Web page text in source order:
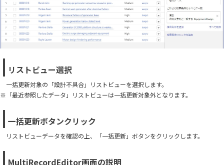
リストビュー選択
一括更新対象の「設計不具合」リストビューを選択します。
※「最近参照したデータ」リストビューは一括更新対象外となります。
一括更新ボタンクリック
リストビューデータを確認の上、「一括更新」ボタンをクリックします。
MultiRecordEditor画面の説明